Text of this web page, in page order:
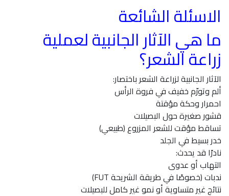
الاسئلة الشائعة
ما هي الآثار الجانبية لعملية
زراعة الشعر؟
الآثار الجانبية لزراعة الشعر باختصار:
ألم وتورّم خفيف في فروة الرأس
احمرار وحكة مؤقتة
قشور صغيرة حول البصيلات
تساقط مؤقت للشعر المزروع (طبيعي)
خدر بسيط في الجلد
نادرًا قد يحدث:
التهاب أو عدوى
ندبات (خصوصًا في طريقة الشريحة FUT)
نتائج غير متساوية أو نمو غير كامل للبصيلات